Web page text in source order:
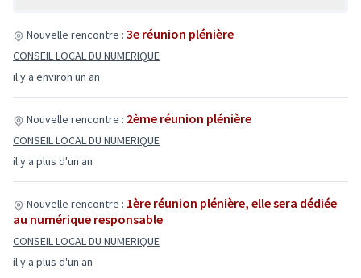
il y a environ un an
Nouvelle rencontre : 3e réunion plénière
CONSEIL LOCAL DU NUMERIQUE
il y a plus d'un an
Nouvelle rencontre : 2ème réunion plénière
CONSEIL LOCAL DU NUMERIQUE
il y a plus d'un an
Nouvelle rencontre : 1ère réunion plénière, elle sera dédiée
au numérique responsable
CONSEIL LOCAL DU NUMERIQUE